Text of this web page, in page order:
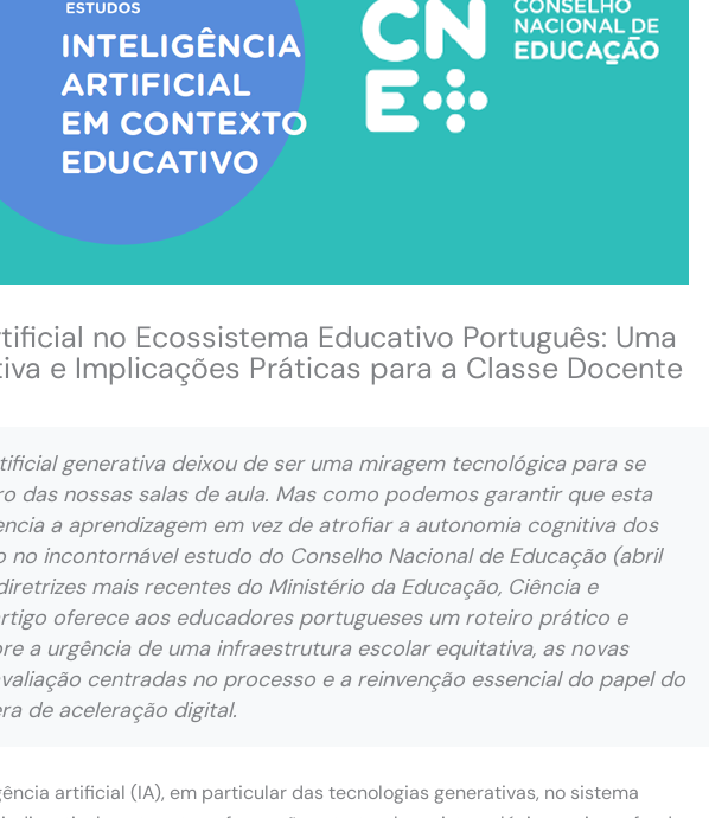
no Ecossistema Educativo Português: Uma
e Implicações Práticas para a Classe Docente
generativa deixou de ser uma miragem tecnológica para se
das nossas salas de aula. Mas como podemos garantir que esta
a aprendizagem em vez de atrofiar a autonomia cognitiva dos
no incontornável estudo do Conselho Nacional de Educação (abril
mais recentes do Ministério da Educação, Ciência e
oferece aos educadores portugueses um roteiro prático e
a urgência de uma infraestrutura escolar equitativa, as novas
centradas no processo e a reinvenção essencial do papel do
de aceleração digital.
artificial (IA), em particular das tecnologias generativas, no sistema